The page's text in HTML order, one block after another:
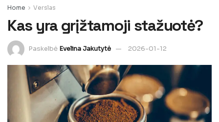
Home Verslas
Kas yra grįžtamoji stažuotė?
Paskelbė Evelina Jakutytė 2026-01-12